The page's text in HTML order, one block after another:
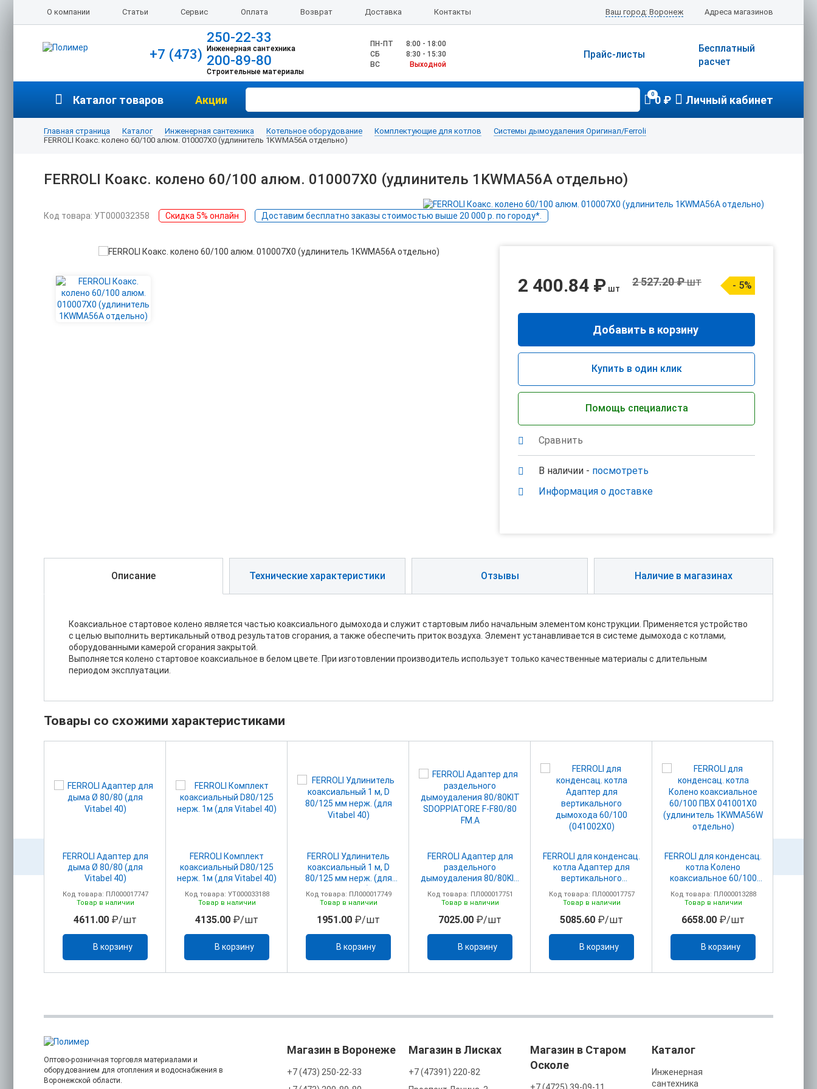
О компании Статьи Сервис Оплата Возврат Доставка Контакты Адреса магазинов
Ваш город: Воронеж
+7 (473)
250-22-33
Инженерная сантехника
200-89-80
Строительные материалы
ПН-ПТ
8:00 - 18:00
CБ
8:30 - 15:30
ВС
Выходной
Бесплатный
расчет
Прайс-листы
Каталог товаров Акции 00 ₽ Личный кабинет
Главная страница Каталог Инженерная сантехника Котельное оборудование Комплектующие для котлов
Системы дымоудаления Оригинал/Ferroli
FERROLI Коакс. колено 60/100 алюм. 010007Х0 (удлинитель 1KWMA56A отдельно)
FERROLI Коакс. колено 60/100 алюм. 010007Х0 (удлинитель 1KWMA56A отдельно)
Код товара: УТ000032358 Скидка 5% онлайн Доставим бесплатно заказы стоимостью выше 20 000 р. по городу*.
2 400.84 ₽ шт
2 527.20 ₽шт - 5%
Добавить в корзину
Купить в один клик
Помощь специалиста
Сравнить
В наличии - посмотреть
Информация о доставке
Описание Технические характеристики Отзывы Наличие в магазинах
Коаксиальное стартовое колено является частью коаксиального дымохода и служит стартовым либо начальным элементом конструкции. Применяется устройство
с целью выполнить вертикальный отвод результатов сгорания, а также обеспечить приток воздуха. Элемент устанавливается в системе дымохода с котлами,
оборудованными камерой сгорания закрытой.
Выполняется колено стартовое коаксиальное в белом цвете. При изготовлении производитель использует только качественные материалы с длительным
периодом эксплуатации.
Товары со схожими характеристиками
FERROLI Адаптер для
дыма Ø 80/80 (для
Vitabel 40)
Код товара: ПЛ000017747
Товар в наличии
4611.00 ₽/шт
В корзину
FERROLI Комплект
коаксиальный D80/125
нерж. 1м (для Vitabel 40)
Код товара: УТ000033188
Товар в наличии
4135.00 ₽/шт
В корзину
FERROLI Удлинитель
коаксиальный 1 м, D
80/125 мм нерж. (для
Код товара: ПЛ000017749
Товар в наличии
1951.00 ₽/шт
В корзину
FERROLI Адаптер для
раздельного
дымоудаления 80/80KIT
FM.A
Код товара: ПЛ000017751
Товар в наличии
7025.00 ₽/шт
В корзину
FERROLI для конденсац.
котла Адаптер для
вертикального
(041002X0)
Код товара: ПЛ000017757
Товар в наличии
5085.60 ₽/шт
В корзину
FERROLI для конденсац.
котла Колено
коаксиальное 60/100
(удлинитель 1KWMA56W
Код товара: ПЛ000013288
Товар в наличии
6658.00 ₽/шт
В корзину
Оптово-розничная торговля материалами и
оборудованием для отопления и водоснабжения в
Воронежской области.
Магазин в Воронеже
+7 (473) 250-22-33
Магазин в Лисках
+7 (47391) 220-82
Магазин в Старом
Осколе
+7 (4725) 39-09-11
Каталог
Инженерная
сантехника